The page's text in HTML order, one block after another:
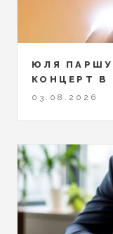
ЮЛЯ
КОНЦЕРТ В
03.08.2026